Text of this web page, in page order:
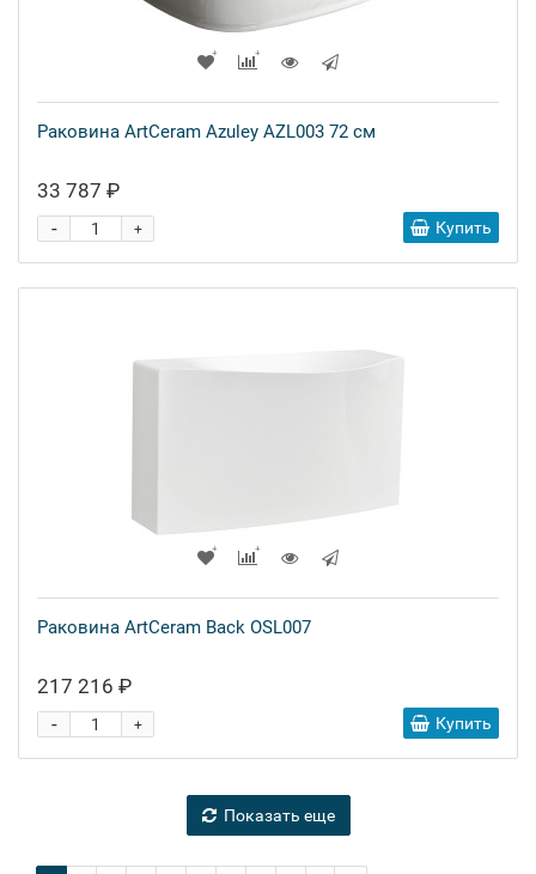
Раковина ArtCeram Azuley AZL003 72 см
33 787 ₽
+
- Купить
Раковина ArtCeram Back OSL007
217 216 ₽
+
- Купить
Показать еще